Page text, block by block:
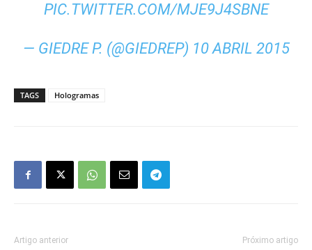
PIC.TWITTER.COM/MJE9J4SBNE
— GIEDRE P. (@GIEDREP) 10 ABRIL 2015
TAGS Hologramas
Artigo anterior Próximo artigo